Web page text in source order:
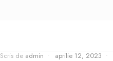
Scris de admin • aprilie 12, 2023 •